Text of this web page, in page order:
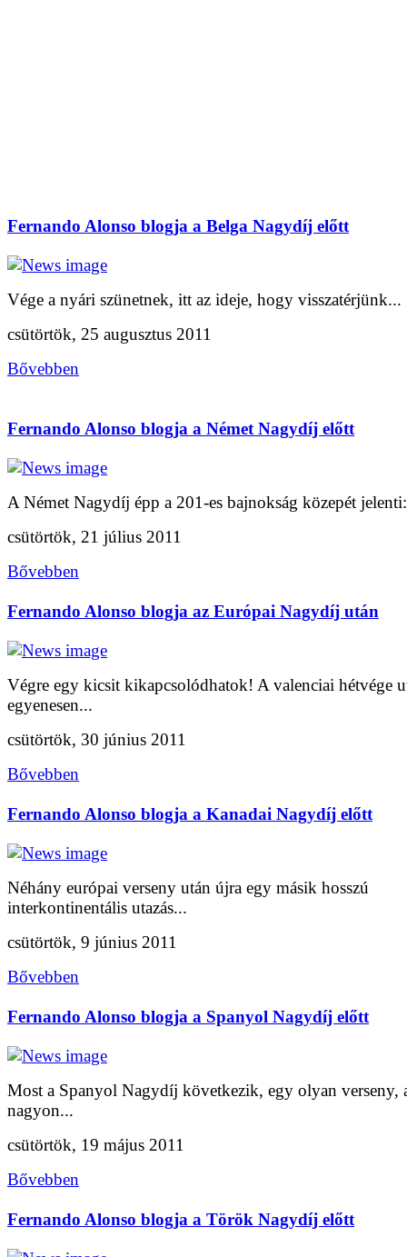
Fernando Alonso blogja a Belga Nagydíj előtt
Vége a nyári szünetnek, itt az ideje, hogy visszatérjünk...
csütörtök, 25 augusztus 2011
Bővebben
Fernando Alonso blogja a Német Nagydíj előtt
A Német Nagydíj épp a 201-es bajnokság közepét
csütörtök, 21 július 2011
Bővebben
Fernando Alonso blogja az Európai Nagydíj után
Végre egy kicsit kikapcsolódhatok! A valenciai hétvége
egyenesen...
csütörtök, 30 június 2011
Bővebben
Fernando Alonso blogja a Kanadai Nagydíj előtt
Néhány európai verseny után újra egy másik hosszú
interkontinentális utazás...
csütörtök, 9 június 2011
Bővebben
Fernando Alonso blogja a Spanyol Nagydíj előtt
Most a Spanyol Nagydíj következik, egy olyan verseny,
nagyon...
csütörtök, 19 május 2011
Bővebben
Fernando Alonso blogja a Török Nagydíj előtt